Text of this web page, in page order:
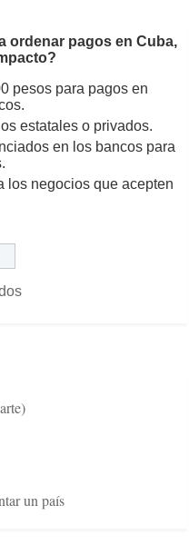
ordenar pagos en Cuba,
pesos para pagos en
estatales o privados.
en los bancos para
los negocios que acepten
un país